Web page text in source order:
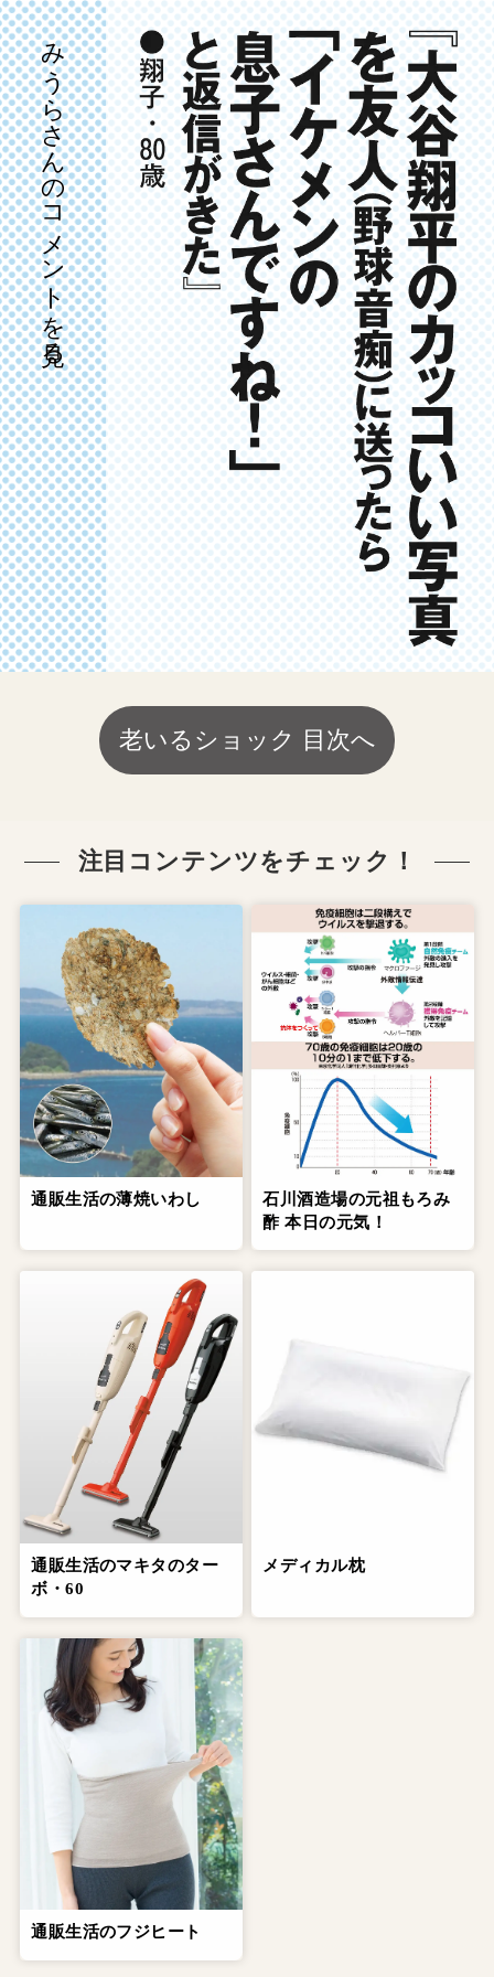
みうらさんのコメントを見る
老いるショック 目次へ
注目コンテンツをチェック！
通販生活の薄焼いわし
石川酒造場の元祖もろみ
酢 本日の元気！
通販生活のマキタのター
ボ・60
メディカル枕
通販生活のフジヒート